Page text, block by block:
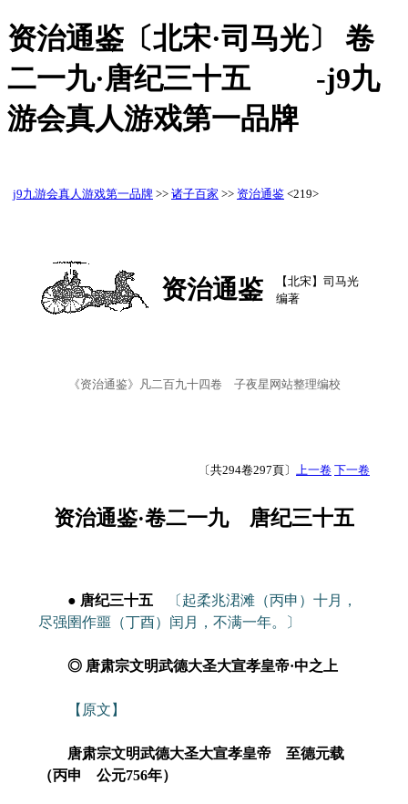
资治通鉴〔北宋·司马光〕 卷
二一九·唐纪三十五 -j9九
游会真人游戏第一品牌
j9九游会真人游戏第一品牌 >> 诸子百家 >> 资治通鉴 <219>
资治通鉴
【北宋】司马光
编著
《资治通鉴》凡二百九十四卷 子夜星网站整理编校
〔共294卷297頁〕 上一卷 下一卷
资治通鉴·卷二一九 唐纪三十五
● 唐纪三十五
〔起柔兆涒滩（丙申）十月，
尽强圉作噩（丁酉）闰月，不满一年。〕
◎ 唐肃宗文明武德大圣大宣孝皇帝·中之上
【原文】
唐肃宗文明武德大圣大宣孝皇帝 至德元载
（丙申 公元756年）